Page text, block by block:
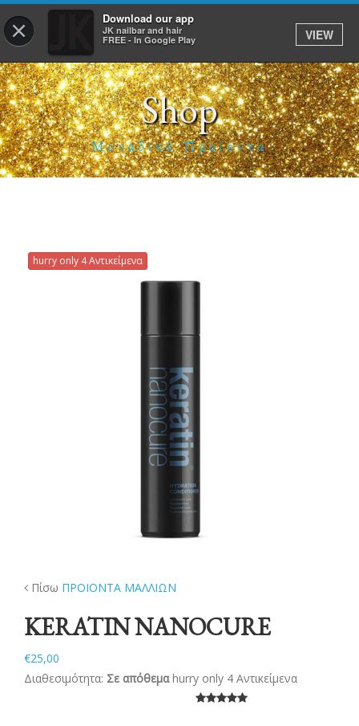
× Download our app
JK nailbar and hair
FREE - In Google Play
VIEW
Σύνδεση
ΑΡΧΙΚΗ
ΥΠΗΡΕΣΙΕΣ
ΕΡΓΑΣΙΑ
Shop
Μοναδικά Προϊόντα
hurry only 4 Αντικείμενα
Πίσω ΠΡΟΙΟΝΤΑ ΜΑΛΛΙΩΝ
KERATIN NANOCURE
€25,00
Διαθεσιμότητα: Σε απόθεμαhurry only 4 Αντικείμενα